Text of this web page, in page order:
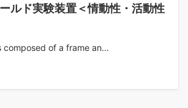
ルド実験装置＜情動性・活動性
composed of a frame an...